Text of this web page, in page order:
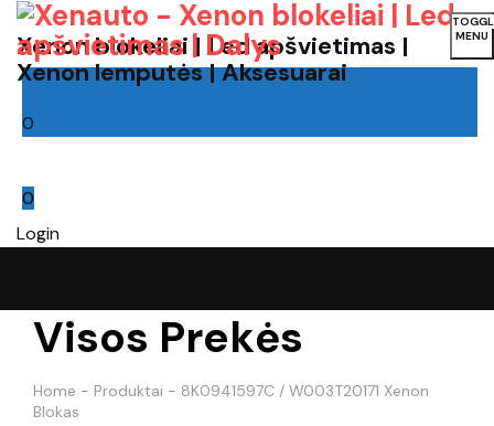
Xenon blokeliai | Led apšvietimas |
Xenon lemputės | Aksesuarai
0
0
Login
MENU
Visos Prekės
Home - Produktai - 8K0941597C / W003T20171 Xenon
Blokas